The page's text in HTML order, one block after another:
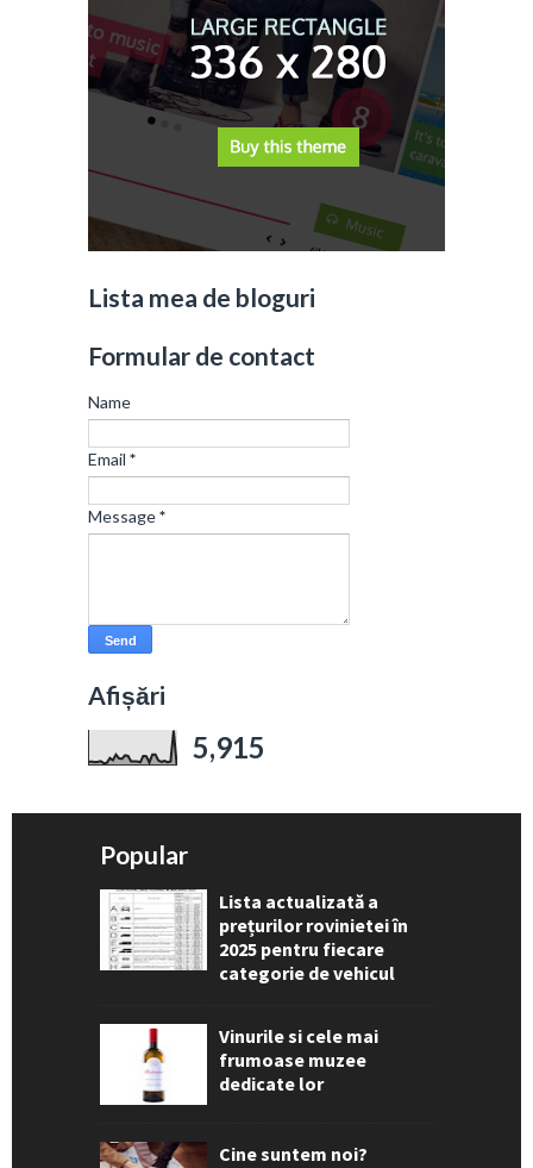
Lista mea de bloguri
Formular de contact
Name
Email *
Message*
Afișări
5,915
Popular
Lista actualizată a
prețurilor rovinietei în
2025 pentru fiecare
categorie de vehicul
Vinurile si cele mai
frumoase muzee
dedicate lor
Cine suntem noi?